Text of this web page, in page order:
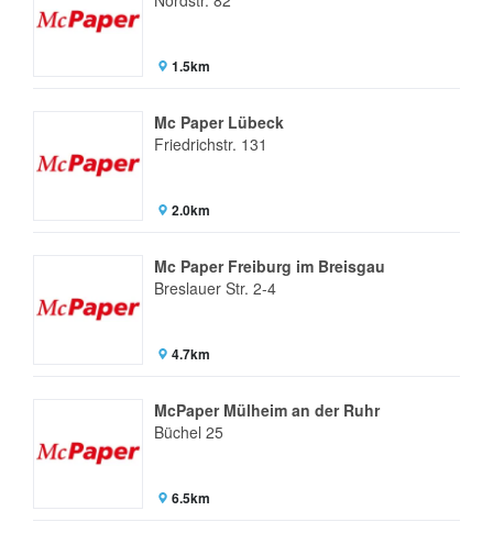
1.5km
Mc Paper Lübeck
Friedrichstr. 131
2.0km
Mc Paper Freiburg im Breisgau
Breslauer Str. 2-4
4.7km
McPaper Mülheim an der Ruhr
Büchel 25
6.5km